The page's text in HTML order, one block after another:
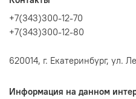
+7(343)300-12-70
+7(343)300-12-80
620014, г. Екатеринбург, ул.
Информация на данном